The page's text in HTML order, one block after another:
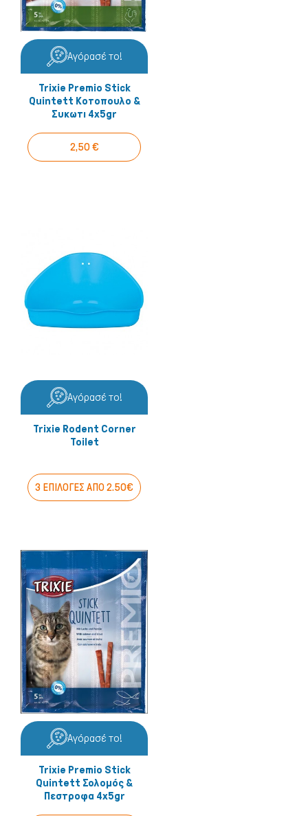
Αγόρασέ το!
Trixie Premio Stick
Quintett Κοτοπουλο &
Συκωτι 4x5gr
2,50 €
Αγόρασέ το!
Trixie Rodent Corner
Toilet
3 ΕΠΙΛΟΓΕΣ ΑΠΟ 2.50€
Αγόρασέ το!
Trixie Premio Stick
Quintett Σολομός &
Πεστροφα 4x5gr